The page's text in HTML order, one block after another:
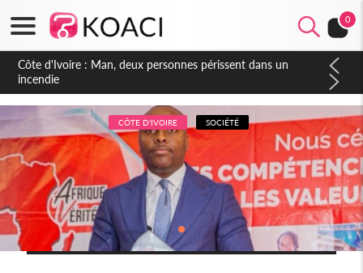
0
Côte d'Ivoire : Séileu, la célébration de la fête nationale
transformée en vaste campagne contre les produits
dépigmentants dangereux
CÔTE D'IVOIRE SOCIÉTÉ